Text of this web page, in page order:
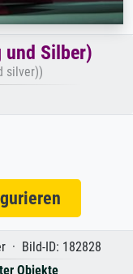
und Silber)
silver))
· Bild-ID: 182828
Objekte